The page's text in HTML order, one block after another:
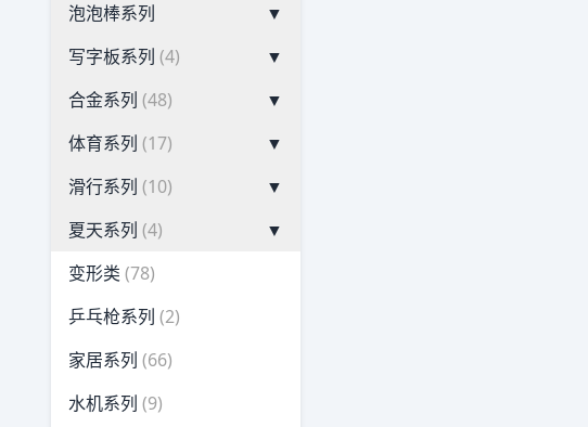
泡泡棒系列
▼
写字板系列 (4)
▼
合金系列 (48)
▼
体育系列 (17)
▼
滑行系列 (10)
▼
夏天系列 (4)
▼
变形类 (78)
乒乓枪系列 (2)
家居系列 (66)
水机系列 (9)